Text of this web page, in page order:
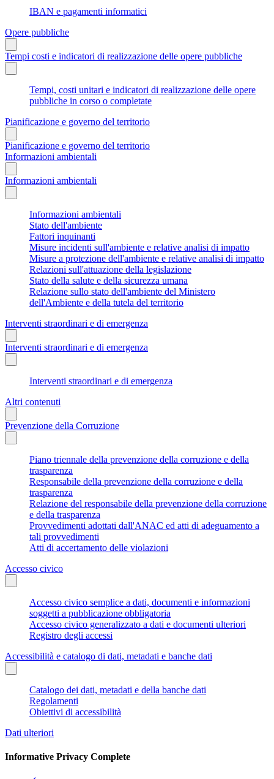
IBAN e pagamenti informatici
Opere pubbliche
Tempi costi e indicatori di realizzazione delle opere pubbliche
Tempi, costi unitari e indicatori di realizzazione delle opere
pubbliche in corso o completate
Pianificazione e governo del territorio
Pianificazione e governo del territorio
Informazioni ambientali
Informazioni ambientali
Informazioni ambientali
Stato dell'ambiente
Fattori inquinanti
Misure incidenti sull'ambiente e relative analisi di impatto
Misure a protezione dell'ambiente e relative analisi di impatto
Relazioni sull'attuazione della legislazione
Stato della salute e della sicurezza umana
Relazione sullo stato dell'ambiente del Ministero
dell'Ambiente e della tutela del territorio
Interventi straordinari e di emergenza
Interventi straordinari e di emergenza
Interventi straordinari e di emergenza
Altri contenuti
Prevenzione della Corruzione
Piano triennale della prevenzione della corruzione e della
trasparenza
Responsabile della prevenzione della corruzione e della
trasparenza
Relazione del responsabile della prevenzione della corruzione
e della trasparenza
Provvedimenti adottati dall'ANAC ed atti di adeguamento a
tali provvedimenti
Atti di accertamento delle violazioni
Accesso civico
Accesso civico semplice a dati, documenti e informazioni
soggetti a pubblicazione obbligatoria
Accesso civico generalizzato a dati e documenti ulteriori
Registro degli accessi
Accessibilità e catalogo di dati, metadati e banche dati
Catalogo dei dati, metadati e della banche dati
Regolamenti
Obiettivi di accessibilità
Dati ulteriori
Informative Privacy Complete